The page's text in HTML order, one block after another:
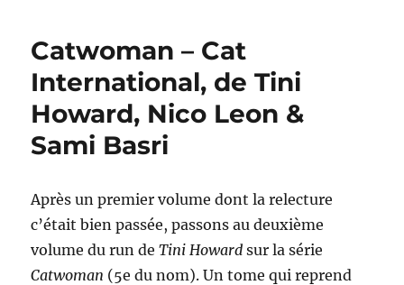
Gotham,
Tini
Howard,
Sami
Basri
Catwoman – Cat
International, de Tini
Howard, Nico Leon &
Sami Basri
Après un premier volume dont la relecture
c’était bien passée, passons au deuxième
volume du run deTini Howard sur la série
Catwoman (5e du nom). Un tome qui reprend